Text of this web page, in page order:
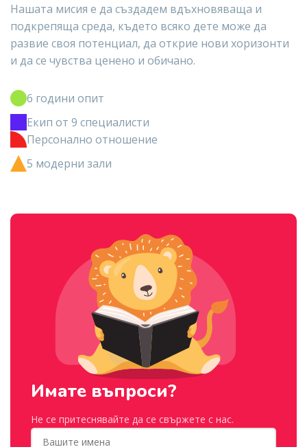
Нашата мисия е да създадем вдъхновяваща и
подкрепяща среда, където всяко дете може да
развие своя потенциал, да открие нови хоризонти
и да се чувства ценено и обичано.
6 години опит
Екип от 9 специалисти
Персонално отношение
5 модерни зали
Имате въпроси?
Не се притеснявайте да се свържете с нас.